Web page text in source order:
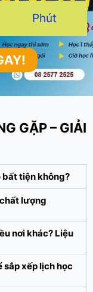
Phút
GẶP – GIẢI
bất tiện không?
lượng
nơi khác? Liệu
sắp xếp lịch học